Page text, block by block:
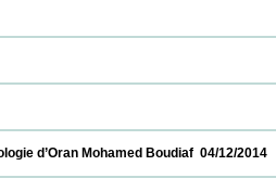
2014
2014
2014
d’Oran Mohamed Boudiaf